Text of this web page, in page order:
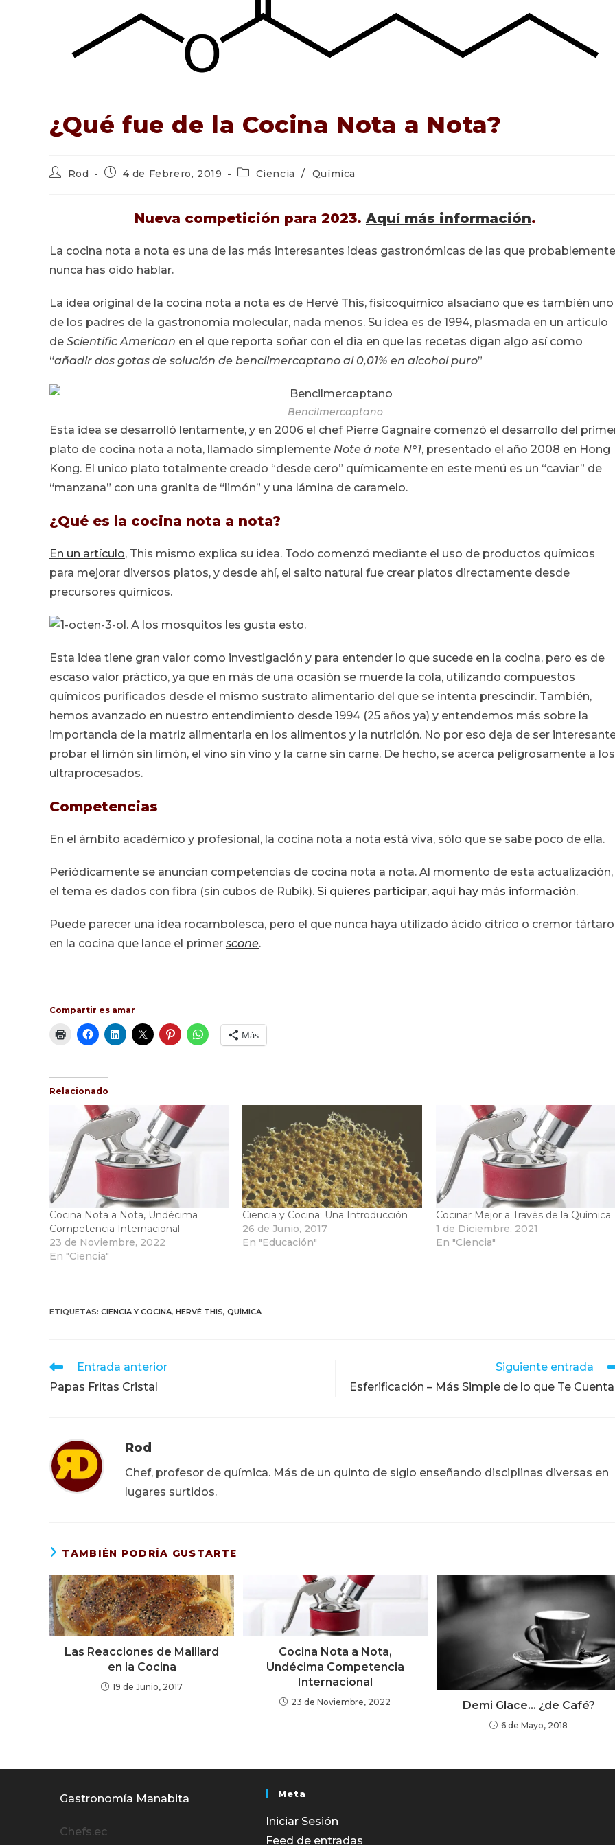
¿Qué fue de la Cocina Nota a Nota?
AutorRod
Publicación
4 de Febrero, 2019
Categoría
entrada:
Ciencia / Química
Nueva competición para 2023. Aquí más información.
La cocina nota a nota es una de las más interesantes ideas gastronómicas de las que probablemente
nunca has oído hablar.
La idea original de la cocina nota a nota es de Hervé This, fisicoquímico alsaciano que es también uno
de los padres de la gastronomía molecular, nada menos. Su idea es de 1994, plasmada en un artículo
de Scientific American en el que reporta soñar con el dia en que las recetas digan algo así como
“añadir dos gotas de solución de bencilmercaptano al 0,01% en alcohol puro”
Bencilmercaptano
Esta idea se desarrolló lentamente, y en 2006 el chef Pierre Gagnaire comenzó el desarrollo del
plato de cocina nota a nota, llamado simplemente Note à note N°1, presentado el año 2008 en Hong
Kong. El unico plato totalmente creado “desde cero” químicamente en este menú es un “caviar” de
“manzana” con una granita de “limón” y una lámina de caramelo.
¿Qué es la cocina nota a nota?
En un artículo, This mismo explica su idea. Todo comenzó mediante el uso de productos químicos
para mejorar diversos platos, y desde ahí, el salto natural fue crear platos directamente desde
precursores químicos.
Esta idea tiene gran valor como investigación y para entender lo que sucede en la cocina, pero es de
escaso valor práctico, ya que en más de una ocasión se muerde la cola, utilizando compuestos
químicos purificados desde el mismo sustrato alimentario del que se intenta prescindir. También,
hemos avanzado en nuestro entendimiento desde 1994 (25 años ya) y entendemos más sobre la
importancia de la matriz alimentaria en los alimentos y la nutrición. No por eso deja de ser
probar el limón sin limón, el vino sin vino y la carne sin carne. De hecho, se acerca peligrosamente a los
ultraprocesados.
Competencias
En el ámbito académico y profesional, la cocina nota a nota está viva, sólo que se sabe poco de ella.
Periódicamente se anuncian competencias de cocina nota a nota. Al momento de esta actualización,
el tema es dados con fibra (sin cubos de Rubik). Si quieres participar, aquí hay más información.
Puede parecer una idea rocambolesca, pero el que nunca haya utilizado ácido cítrico o cremor tártaro
en la cocina que lance el primer scone.
Compartir es amar
Más
Relacionado
Cocina Nota a Nota, Undécima
Competencia Internacional
23 de Noviembre, 2022
En "Ciencia"
Ciencia y Cocina: Una Introducción
26 de Junio, 2017
En "Educación"
Cocinar Mejor a Través de la Química
1 de Diciembre, 2021
En "Ciencia"
ETIQUETAS: CIENCIA Y COCINA, HERVÉ THIS, QUÍMICA
Leer
artículos
Entrada anterior
Papas Fritas Cristal
Siguiente entrada
Esferificación – Más Simple de lo que Te
Rod
Chef, profesor de química. Más de un quinto de siglo enseñando disciplinas diversas en
lugares surtidos.
TAMBIÉN PODRÍA GUSTARTE
Las Reacciones de Maillard
en la Cocina
19 de Junio, 2017
Cocina Nota a Nota,
Undécima Competencia
Internacional
23 de Noviembre, 2022 Demi Glace… ¿de Café?
6 de Mayo, 2018
Gastronomía Manabita
Chefs.ec
Meta
Iniciar Sesión
Feed de entradas